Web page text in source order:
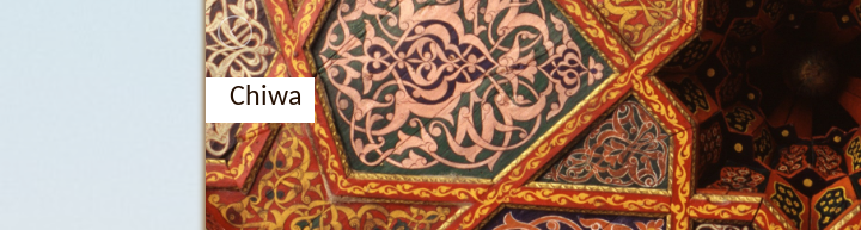
Buchara, Medresse Nodir Divan-Begi